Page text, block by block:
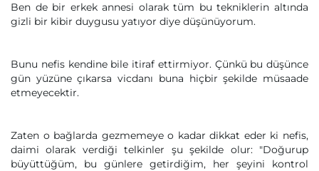
Ben de bir erkek annesi olarak tüm bu tekniklerin altında
gizli bir kibir duygusu yatıyor diye düşünüyorum.
Bunu nefis kendine bile itiraf ettirmiyor. Çünkü bu düşünce
gün yüzüne çıkarsa vicdanı buna hiçbir şekilde müsaade
etmeyecektir.
Zaten o bağlarda gezmemeye o kadar dikkat eder ki nefis,
daimi olarak verdiği telkinler şu şekilde olur: "Doğurup
büyüttüğüm, bu günlere getirdiğim, her şeyini kontrol